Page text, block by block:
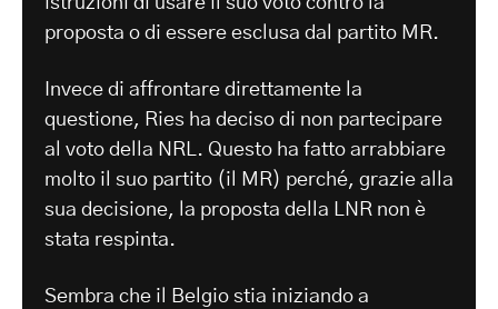
proposta o di essere esclusa dal partito MR.
Invece di affrontare direttamente la
questione, Ries ha deciso di non partecipare
al voto della NRL. Questo ha fatto arrabbiare
molto il suo partito (il MR) perché, grazie alla
sua decisione, la proposta della LNR non è
stata respinta.
Sembra che il Belgio stia iniziando a